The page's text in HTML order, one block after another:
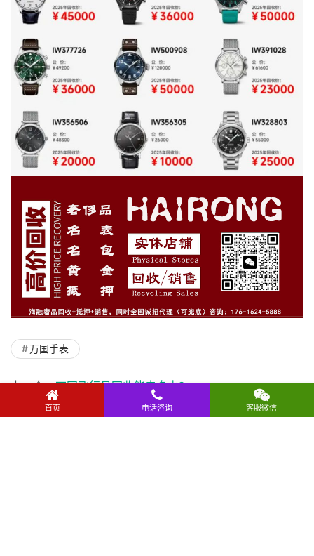
万国手表
上一个：万国飞行员回收能卖多少？
下一个：烟台万国手表回收最新行情：葡萄牙、飞行员、柏涛菲诺能值多少钱？
首页 电话咨询 客服微信